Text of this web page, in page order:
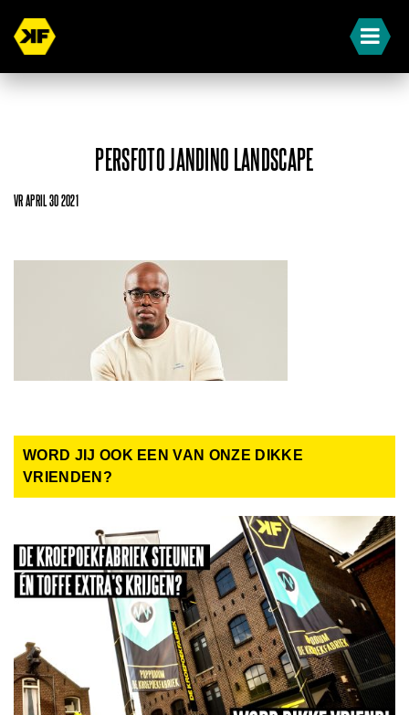
PERSFOTO JANDINO LANDSCAPE
VR APRIL 30 2021
WORD JIJ OOK EEN VAN ONZE DIKKE
VRIENDEN?